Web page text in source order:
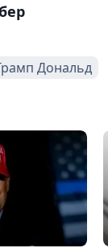
Дональд